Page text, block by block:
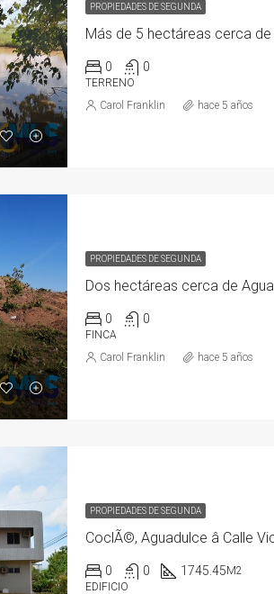
PROPIEDADES DE SEGUNDA
0 0
TERRENO
Carol Franklin hace 5 años
PROPIEDADES DE SEGUNDA
0 0
FINCA
Carol Franklin hace 5 años
PROPIEDADES DE SEGUNDA
0 0 1745.45M2
EDIFICIO